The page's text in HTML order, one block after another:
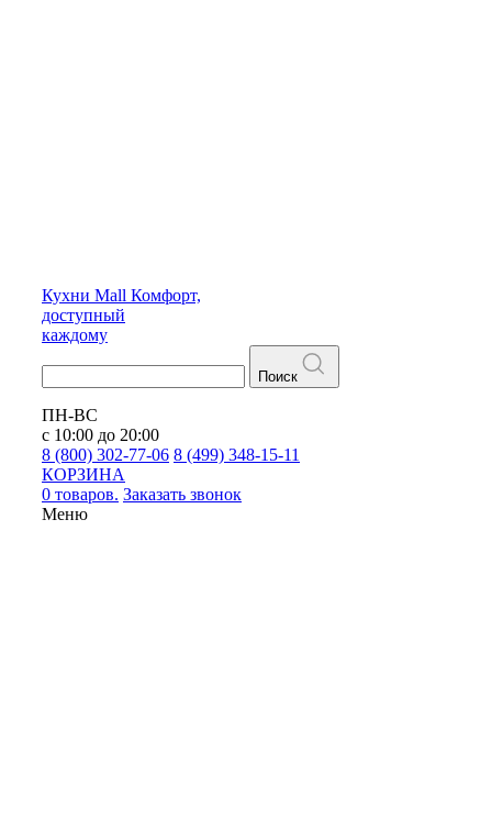
Кухни Mall Комфорт,
доступный
каждому
Поиск
ПН-ВС
с 10:00 до 20:00
8 (800) 302-77-06 8 (499) 348-15-11
КОРЗИНА
0 товаров. Заказать звонок
Меню